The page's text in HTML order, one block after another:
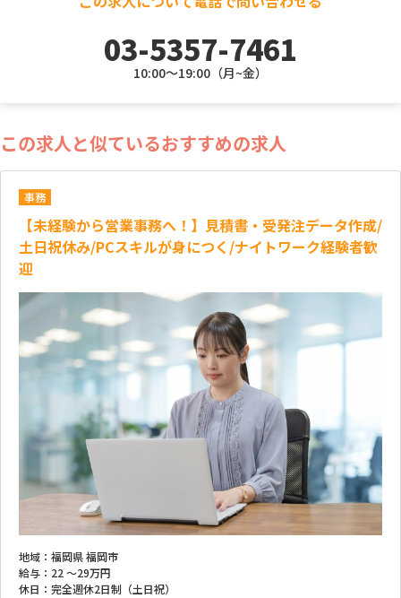
03-5357-7461
10:00～19:00（月~金）
この求人と似ているおすすめの求人
事務
【未経験から営業事務へ！】見積書・受発注データ作成/
土日祝休み/PCスキルが身につく/ナイトワーク経験者歓
迎
地域： 福岡県 福岡市
給与： 22 ～29万円
休日： 完全週休2日制（土日祝）